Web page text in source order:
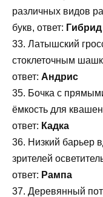
различных видов
букв, ответ: Гибрид
33. Латышский
стоклеточным
ответ: Андрис
35. Бочка с
ёмкость для
ответ: Кадка
36. Низкий барьер
зрителей
ответ: Рампа
37. Деревянный